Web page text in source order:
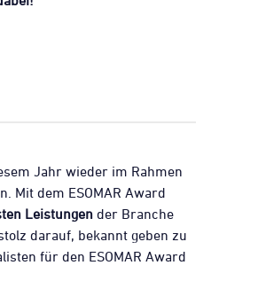
Jahr wieder im Rahmen
Mit dem ESOMAR Award
Leistungender Branche
darauf, bekannt geben zu
für den ESOMAR Award